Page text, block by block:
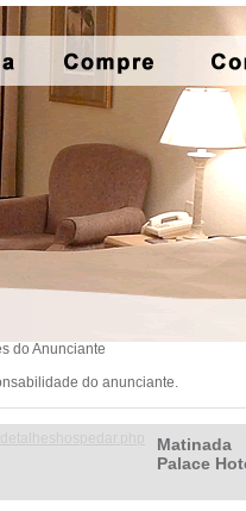
do Anunciante
do anunciante.
Matinada
Palace